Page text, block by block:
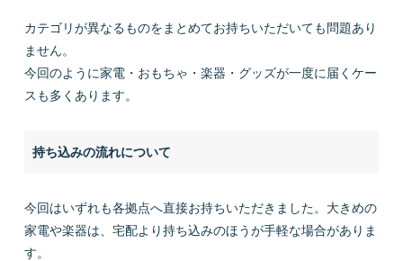
カテゴリが異なるものをまとめてお持ちいただいても問題あり
ません。
今回のように家電・おもちゃ・楽器・グッズが一度に届くケー
スも多くあります。
持ち込みの流れについて
今回はいずれも各拠点へ直接お持ちいただきました。大きめの
家電や楽器は、宅配より持ち込みのほうが手軽な場合がありま
す。